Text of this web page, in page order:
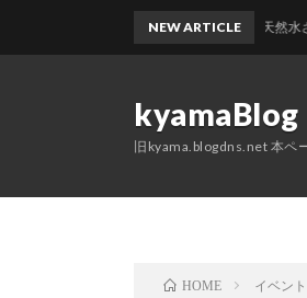
kyamaBlog
旧kyama.blogdns.net 本ペ
NEW ARTICLE
の株主優待で選んだ富士の天然水さらりが届きま
HOME イベント